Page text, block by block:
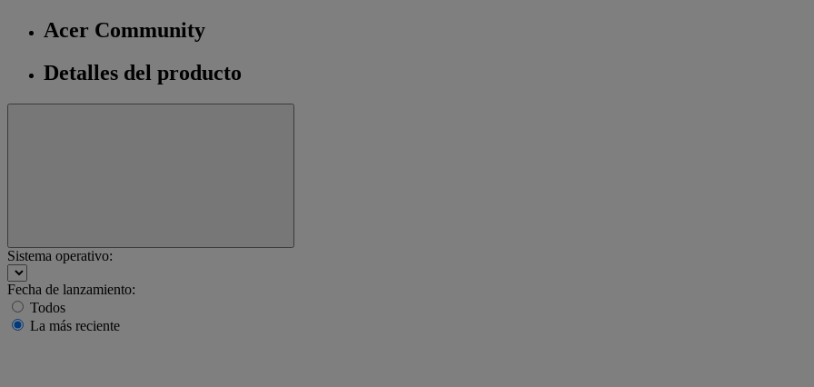
Acer Community
Detalles del producto
Sistema operativo:
Fecha de lanzamiento:
Todos
La más reciente